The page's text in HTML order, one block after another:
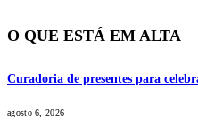
O QUE ESTÁ EM ALTA
Curadoria de presentes para
agosto 6, 2026